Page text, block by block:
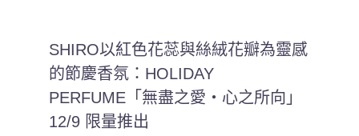
SHIRO以紅色花蕊與絲絨花瓣為靈感
的節慶香氛：HOLIDAY
PERFUME「無盡之愛・心之所向」
12/9 限量推出